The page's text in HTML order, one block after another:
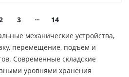
3
14
механические устройства,
перемещение, подъем и
Современные складские
уровнями хранения